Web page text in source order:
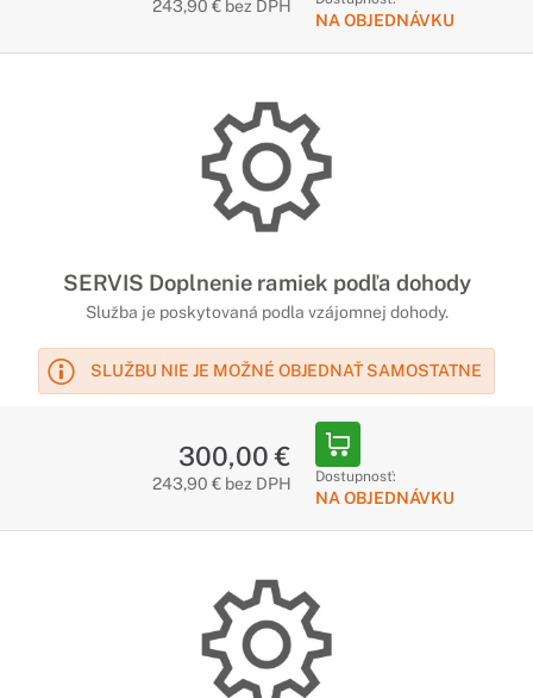
243,90 € bez DPH
NA OBJEDNÁVKU
SERVIS Doplnenie ramiek podľa dohody
Služba je poskytovaná podla vzájomnej dohody.
SLUŽBU NIE JE MOŽNÉ OBJEDNAŤ SAMOSTATNE
300,00 €
243,90 € bez DPH Dostupnosť:
NA OBJEDNÁVKU